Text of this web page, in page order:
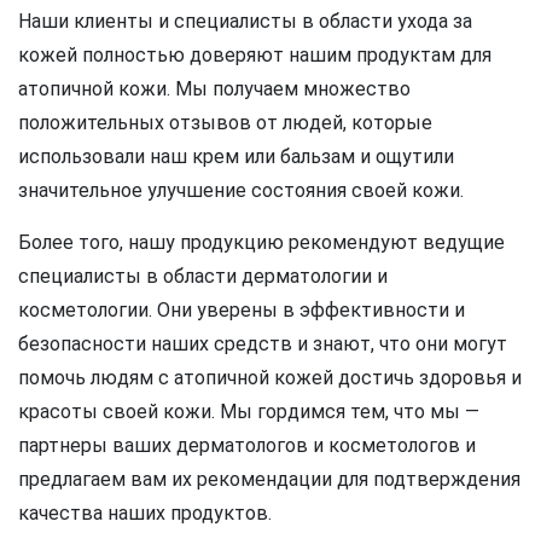
Наши клиенты и специалисты в области ухода за
кожей полностью доверяют нашим продуктам для
атопичной кожи. Мы получаем множество
положительных отзывов от людей, которые
использовали наш крем или бальзам и ощутили
значительное улучшение состояния своей кожи.
Более того, нашу продукцию рекомендуют ведущие
специалисты в области дерматологии и
косметологии. Они уверены в эффективности и
безопасности наших средств и знают, что они могут
помочь людям с атопичной кожей достичь здоровья и
красоты своей кожи. Мы гордимся тем, что мы —
партнеры ваших дерматологов и косметологов и
предлагаем вам их рекомендации для подтверждения
качества наших продуктов.